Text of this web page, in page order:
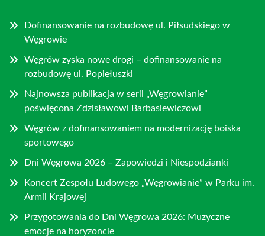
Dofinansowanie na rozbudowę ul. Piłsudskiego w
Węgrowie
Węgrów zyska nowe drogi – dofinansowanie na
rozbudowę ul. Popiełuszki
Najnowsza publikacja w serii „Węgrowianie”
poświęcona Zdzisławowi Barbasiewiczowi
Węgrów z dofinansowaniem na modernizację boiska
sportowego
Dni Węgrowa 2026 – Zapowiedzi i Niespodzianki
Koncert Zespołu Ludowego „Węgrowianie” w Parku im.
Armii Krajowej
Przygotowania do Dni Węgrowa 2026: Muzyczne
emocje na horyzoncie